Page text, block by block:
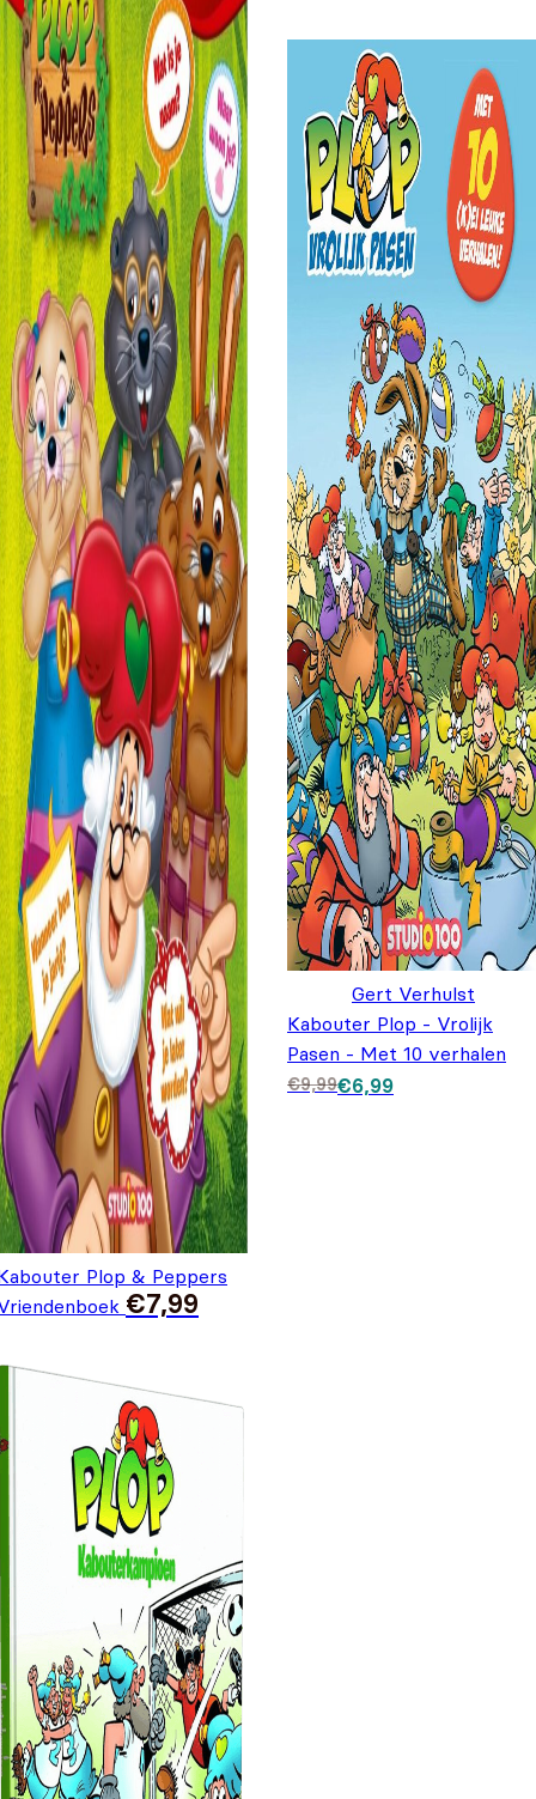
Plop & Peppers
€7,99
Gert Verhulst
Kabouter Plop - Vrolijk
Pasen - Met 10 verhalen
€9,99
Oorspronkelijke
€6,99
Huidige prijs is: